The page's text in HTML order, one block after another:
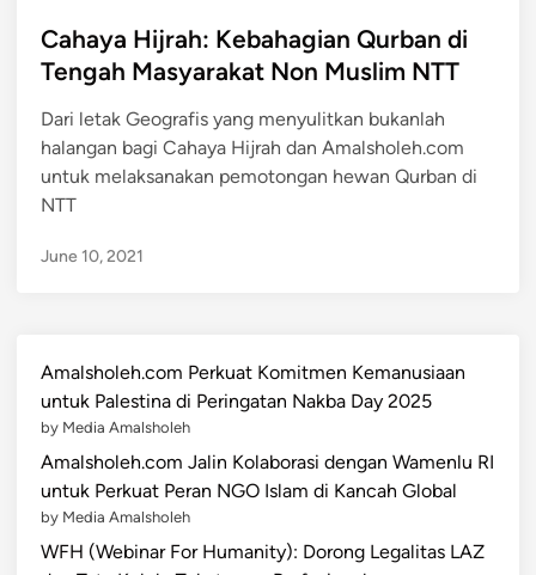
s
t
d
i
n
Cahaya Hijrah: Kebahagian Qurban di
Tengah Masyarakat Non Muslim NTT
Dari letak Geografis yang menyulitkan bukanlah
halangan bagi Cahaya Hijrah dan Amalsholeh.com
untuk melaksanakan pemotongan hewan Qurban di
NTT
June 10, 2021
Amalsholeh.com Perkuat Komitmen Kemanusiaan
untuk Palestina di Peringatan Nakba Day 2025
by Media Amalsholeh
Amalsholeh.com Jalin Kolaborasi dengan Wamenlu RI
untuk Perkuat Peran NGO Islam di Kancah Global
by Media Amalsholeh
WFH (Webinar For Humanity): Dorong Legalitas LAZ